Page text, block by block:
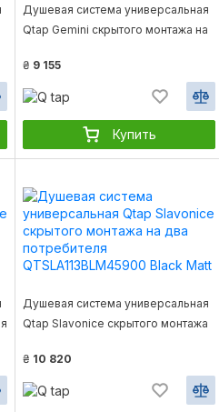
Душевая система универсальная
Qtap Gemini скрытого монтажа на
QTGEM114BLM45703 Black Matt
₴ 9 155
Купить
Душевая система универсальная
Qtap Slavonice скрытого монтажа
QTSLA113BLM45900 Black Matt
₴ 10 820